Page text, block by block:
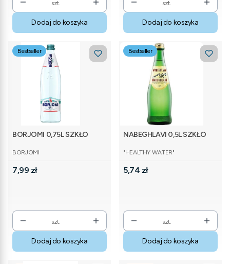
szt.
Dodaj do koszyka
szt.
Dodaj do koszyka
Bestseller
BORJOMI 0,75L SZKŁO
PRODUCENT
BORJOMI
Cena
7,99 zł
szt.
Dodaj do koszyka
Bestseller
NABEGHLAVI 0,5L SZKŁO
PRODUCENT
"HEALTHY WATER"
Cena
5,74 zł
szt.
Dodaj do koszyka